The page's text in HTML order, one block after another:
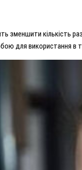
зменшити кількість
для використання в